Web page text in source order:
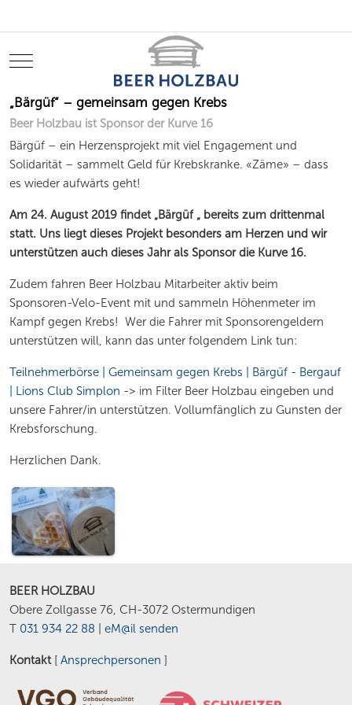
Mobile Menu Toggle
„Bärgüf“ – gemeinsam gegen Krebs
Beer Holzbau ist Sponsor der Kurve 16
Bärgüf – ein Herzensprojekt mit viel Engagement und
Solidarität – sammelt Geld für Krebskranke. «Zäme» – dass
es wieder aufwärts geht!
Am 24. August 2019 findet „Bärgüf„ bereits zum drittenmal
statt. Uns liegt dieses Projekt besonders am Herzen und wir
unterstützen auch dieses Jahr als Sponsor die Kurve 16.
Zudem fahren Beer Holzbau Mitarbeiter aktiv beim
Sponsoren-Velo-Event mit und sammeln Höhenmeter im
Kampf gegen Krebs! Wer die Fahrer mit Sponsorengeldern
unterstützen will, kann das unter folgendem Link tun:
Teilnehmerbörse | Gemeinsam gegen Krebs | Bärgüf - Bergauf
| Lions Club Simplon -> im Filter Beer Holzbau eingeben und
unsere Fahrer/in unterstützen. Vollumfänglich zu Gunsten der
Krebsforschung.
Herzlichen Dank.
BEER HOLZBAU
Obere Zollgasse 76, CH-3072 Ostermundigen
T 031 934 22 88 eM@il senden
Kontakt [ Ansprechpersonen ]